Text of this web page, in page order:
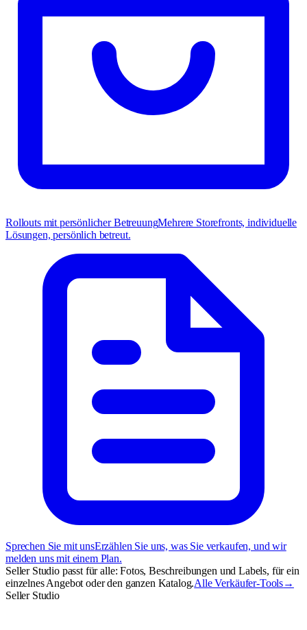
Rollouts mit persönlicher BetreuungMehrere Storefronts, individuelle
Lösungen, persönlich betreut.
Sprechen Sie mit unsErzählen Sie uns, was Sie verkaufen, und wir
melden uns mit einem Plan.
Seller Studio passt für alle: Fotos, Beschreibungen und Labels, für ein
einzelnes Angebot oder den ganzen Katalog.Alle Verkäufer-Tools→
Seller Studio